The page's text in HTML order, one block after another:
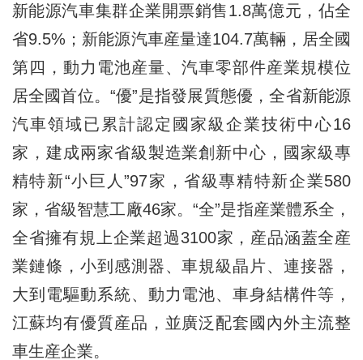
新能源汽車集群企業開票銷售1.8萬億元，佔全
省9.5%；新能源汽車産量達104.7萬輛，居全國
第四，動力電池産量、汽車零部件産業規模位
居全國首位。“優”是指發展質態優，全省新能源
汽車領域已累計認定國家級企業技術中心16
家，建成兩家省級製造業創新中心，國家級專
精特新“小巨人”97家，省級專精特新企業580
家，省級智慧工廠46家。“全”是指産業體系全，
全省擁有規上企業超過3100家，産品涵蓋全産
業鏈條，小到感測器、車規級晶片、連接器，
大到電驅動系統、動力電池、車身結構件等，
江蘇均有優質産品，並廣泛配套國內外主流整
車生産企業。